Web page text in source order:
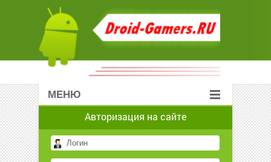
МЕНЮ
Авторизация на сайте